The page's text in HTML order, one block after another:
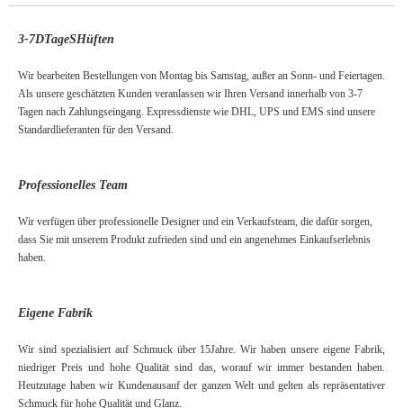
3-7DTageSHüften
Wir bearbeiten Bestellungen von Montag bis Samstag, außer an Sonn- und Feiertagen.
Als unsere geschätzten Kunden veranlassen wir Ihren Versand innerhalb von 3-7
Tagen nach Zahlungseingang. Expressdienste wie DHL, UPS und EMS sind unsere
Standardlieferanten für den Versand.
Professionelles Team
Wir verfügen über professionelle Designer und ein Verkaufsteam, die dafür sorgen,
dass Sie mit unserem Produkt zufrieden sind und ein angenehmes Einkaufserlebnis
haben.
Eigene Fabrik
Wir sind spezialisiert auf Schmuck über 15Jahre. Wir haben unsere eigene Fabrik,
niedriger Preis und hohe Qualität sind das, worauf wir immer bestanden haben.
Heutzutage haben wir Kundenausauf der ganzen Welt und gelten als repräsentativer
Schmuck für hohe Qualität und Glanz.